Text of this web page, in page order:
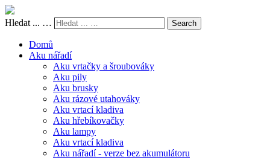
Hledat ... … Search
Domů
Aku nářadí
Aku vrtačky a šroubováky
Aku pily
Aku brusky
Aku rázové utahováky
Aku vrtací kladiva
Aku hřebíkovačky
Aku lampy
Aku vrtací kladiva
Aku nářadí - verze bez akumulátoru